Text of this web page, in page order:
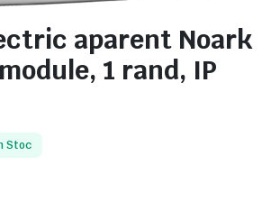
aparent Noark
1 rand, IP
Stoc